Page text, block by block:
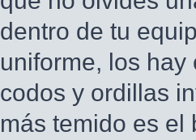
dentro de tu
uniforme, los
codos y ordillas
más temido es el